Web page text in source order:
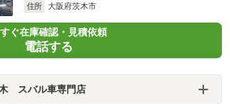
住所
大阪府茨木市
ぐ在庫確認・見積依頼
電話する
スバル車専門店